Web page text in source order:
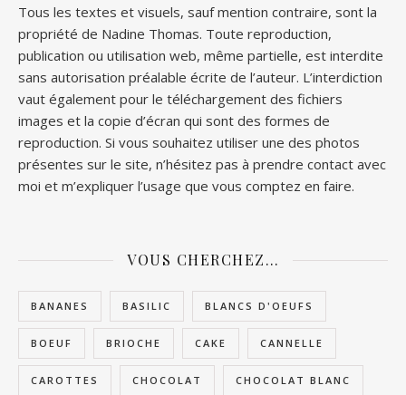
Tous les textes et visuels, sauf mention contraire, sont la
propriété de Nadine Thomas. Toute reproduction,
publication ou utilisation web, même partielle, est interdite
sans autorisation préalable écrite de l’auteur. L’interdiction
vaut également pour le téléchargement des fichiers
images et la copie d’écran qui sont des formes de
reproduction. Si vous souhaitez utiliser une des photos
présentes sur le site, n’hésitez pas à prendre contact avec
moi et m’expliquer l’usage que vous comptez en faire.
VOUS CHERCHEZ…
BANANES BASILIC BLANCS D'OEUFS
BOEUF BRIOCHE CAKE CANNELLE
CAROTTES CHOCOLAT CHOCOLAT BLANC